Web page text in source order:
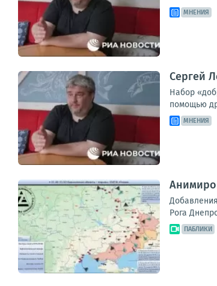
МНЕНИЯ
Сергей
Набор
помощью
МНЕНИЯ
Рога
ПАБЛИКИ